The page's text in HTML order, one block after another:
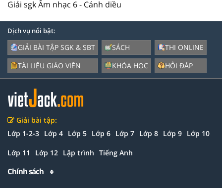
Giải sgk Âm nhạc 6 - Cánh diều
Dịch vụ nổi bật:
GIẢI BÀI TẬP SGK & SBT
TÀI LIỆU GIÁO VIÊN
SÁCH
KHÓA HỌC
THI ONLINE
HỎI ĐÁP
Giải bài tập:
Lớp 1-2-3 Lớp 4 Lớp 5 Lớp 6 Lớp 7 Lớp 8 Lớp 9 Lớp 10
Lớp 11 Lớp 12 Lập trình Tiếng Anh
Chính sách